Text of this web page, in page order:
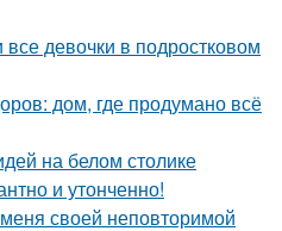
девочки в подростковом
дом, где продумано всё
на белом столике
и утонченно!
своей неповторимой